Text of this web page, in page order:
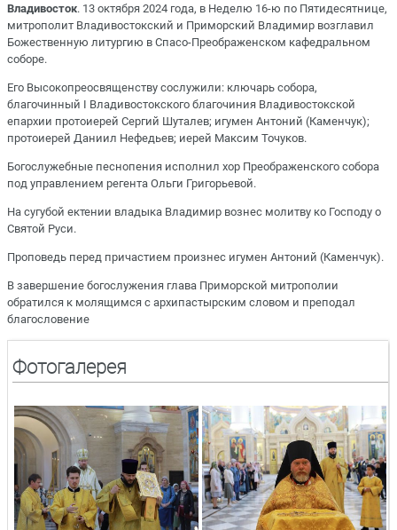
Владивосток. 13 октября 2024 года, в Неделю 16-ю по Пятидесятнице,
митрополит Владивостокский и Приморский Владимир возглавил
Божественную литургию в Спасо-Преображенском кафедральном
соборе.
Его Высокопреосвященству сослужили: ключарь собора,
благочинный I Владивостокского благочиния Владивостокской
епархии протоиерей Сергий Шуталев; игумен Антоний (Каменчук);
протоиерей Даниил Нефедьев; иерей Максим Точуков.
Богослужебные песнопения исполнил хор Преображенского собора
под управлением регента Ольги Григорьевой.
На сугубой ектении владыка Владимир вознес молитву ко Господу о
Святой Руси.
Проповедь перед причастием произнес игумен Антоний (Каменчук).
В завершение богослужения глава Приморской митрополии
обратился к молящимся с архипастырским словом и преподал
благословение
Фотогалерея